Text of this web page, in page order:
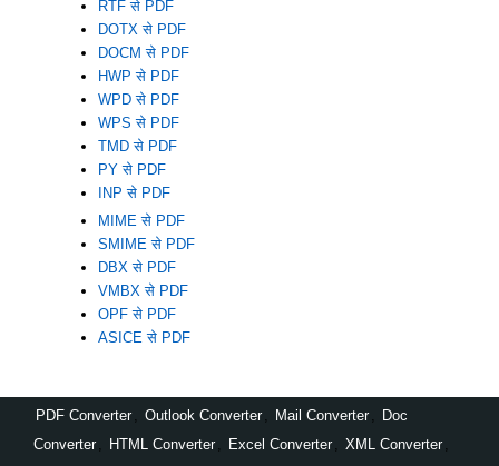
RTF से PDF
DOTX से PDF
DOCM से PDF
HWP से PDF
WPD से PDF
WPS से PDF
TMD से PDF
PY से PDF
INP से PDF
MIME से PDF
SMIME से PDF
DBX से PDF
VMBX से PDF
OPF से PDF
ASICE से PDF
PDF Converter Outlook Converter Mail Converter
Doc
Converter
HTML Converter Excel Converter XML Converter